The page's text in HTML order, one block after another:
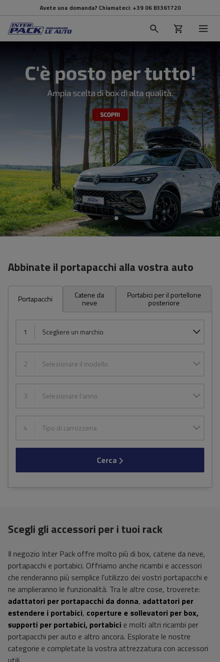
Avete una domanda? Chiamateci: +39 06 83361720
Abbinate il portapacchi alla vostra auto
Portapacchi Catene da
neve
Portabici per il portellone
posteriore
1 Scegliere un marchio
2 Selezionare il modello
3 Selezionare l'anno
4 Tipo di carrozzeria
Cerca
Scegli gli accessori per i tuoi rack
Il negozio Inter Pack offre molto più di box, catene da neve,
portapacchi e portabici. Offriamo anche ricambi e accessori
che renderanno più semplice l'utilizzo dei vostri portapacchi e
ne amplieranno le funzionalità. Tra le altre cose, troverete:
adattatori per portapacchi da donna, adattatori per
estendere i portabici, coperture e sollevatori per box,
supporti per portabici, portabici e molti altri ricambi per
portapacchi per auto e altro ancora. Esplorate le nostre
categorie e completate la vostra attrezzatura con accessori